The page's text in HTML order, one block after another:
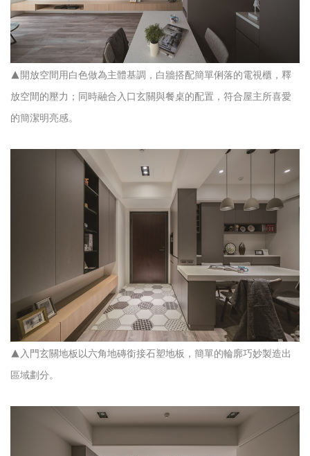
▲開放空間用白色做為主體基調，白牆搭配簡單俐落的電視櫃，釋
放空間的壓力；同時融合入口玄關與餐桌的配置，符合屋主所喜愛
的簡潔明亮感。
▲入門玄關地板以六角地磚銜接石塑地板，簡單的輪廓巧妙製造出
區域劃分。